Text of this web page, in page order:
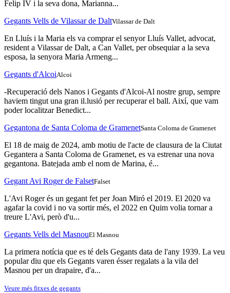
Felip IV i la seva dona, Marianna...
Gegants Vells de Vilassar de DaltVilassar de Dalt
En Lluís i la Maria els va comprar el senyor Lluís Vallet, advocat,
resident a Vilassar de Dalt, a Can Vallet, per obsequiar a la seva
esposa, la senyora Maria Armeng...
Gegants d'AlcoiAlcoi
-Recuperació dels Nanos i Gegants d'Alcoi-Al nostre grup, sempre
haviem tingut una gran il.lusió per recuperar el ball. Així, que vam
poder localitzar Benedict...
Gegantona de Santa Coloma de GramenetSanta Coloma de Gramenet
El 18 de maig de 2024, amb motiu de l'acte de clausura de la Ciutat
Gegantera a Santa Coloma de Gramenet, es va estrenar una nova
gegantona. Batejada amb el nom de Marina, é...
Gegant Avi Roger de FalsetFalset
L'Avi Roger és un gegant fet per Joan Miró el 2019. El 2020 va
agafar la covid i no va sortir més, el 2022 en Quim volia tornar a
treure L'Avi, però d'u...
Gegants Vells del MasnouEl Masnou
La primera notícia que es té dels Gegants data de l'any 1939. La veu
popular diu que els Gegants varen ésser regalats a la vila del
Masnou per un drapaire, d'a...
Veure més fitxes de gegants